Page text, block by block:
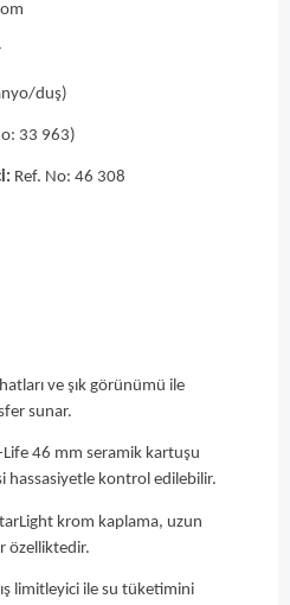
duş)
33 963)
Ref. No: 46 308
ve şık görünümü ile
sunar.
Life 46 mm seramik kartuşu
hassasiyetle kontrol edilebilir.
krom kaplama, uzun
özelliktedir.
limitleyici ile su tüketimini